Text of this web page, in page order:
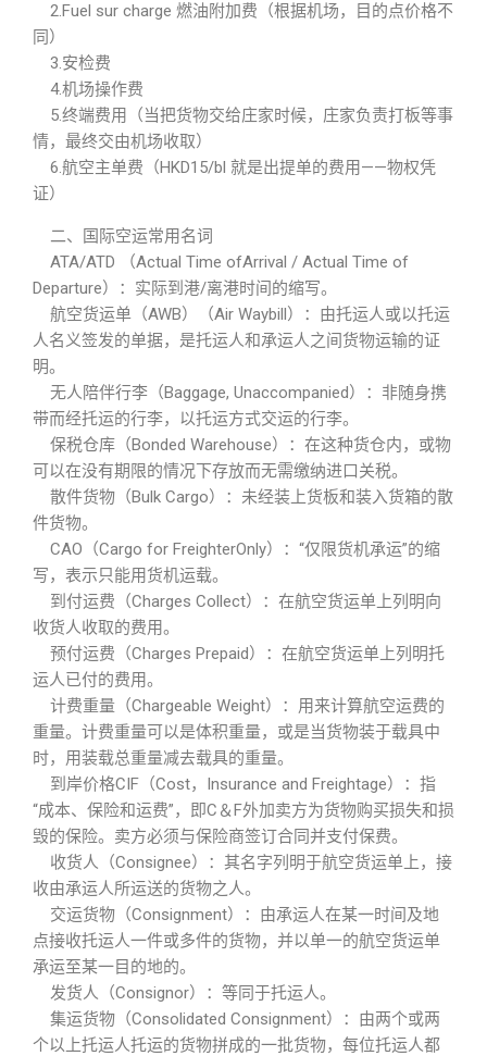
2.Fuel sur charge 燃油附加费（根据机场，目的点价格不
同）
3.安检费
4.机场操作费
5.终端费用（当把货物交给庄家时候，庄家负责打板等事
情，最终交由机场收取）
6.航空主单费（HKD15/bl 就是出提单的费用——物权凭
证）
二、国际空运常用名词
ATA/ATD （Actual Time ofArrival / Actual Time of
Departure）：实际到港/离港时间的缩写。
航空货运单（AWB）（Air Waybill）：由托运人或以托运
人名义签发的单据，是托运人和承运人之间货物运输的证
明。
无人陪伴行李（Baggage, Unaccompanied）：非随身携
带而经托运的行李，以托运方式交运的行李。
保税仓库（Bonded Warehouse）：在这种货仓内，或物
可以在没有期限的情况下存放而无需缴纳进口关税。
散件货物（Bulk Cargo）：未经装上货板和装入货箱的散
件货物。
CAO（Cargo for FreighterOnly）：“仅限货机承运”的缩
写，表示只能用货机运载。
到付运费（Charges Collect）：在航空货运单上列明向
收货人收取的费用。
预付运费（Charges Prepaid）：在航空货运单上列明托
运人已付的费用。
计费重量（Chargeable Weight）：用来计算航空运费的
重量。计费重量可以是体积重量，或是当货物装于载具中
时，用装载总重量减去载具的重量。
到岸价格CIF（Cost，Insurance and Freightage）：指
“成本、保险和运费”，即C＆F外加卖方为货物购买损失和损
毁的保险。卖方必须与保险商签订合同并支付保费。
收货人（Consignee）：其名字列明于航空货运单上，接
收由承运人所运送的货物之人。
交运货物（Consignment）：由承运人在某一时间及地
点接收托运人一件或多件的货物，并以单一的航空货运单
承运至某一目的地的。
发货人（Consignor）：等同于托运人。
集运货物（Consolidated Consignment）：由两个或两
个以上托运人托运的货物拼成的一批货物，每位托运人都